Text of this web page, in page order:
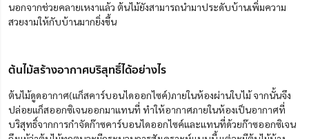
นอกจากช่วยคลายเหงาแล้ว ต้นไม้ยังสามารถนำมาประดับบ้านเพิ่มความ
สวยงามให้กับบ้านมากยิ่งขึ้น
ต้นไม้สร้างอากาศบริสุทธิ์ได้อย่างไร
ต้นไม้ดูดอากาศ(แก็สคาร์บอนไดออกไซค์)ภายในห้องผ่านใบไม้ จากนั้นจึง
ปล่อยแก็สออกซิเจนออกมาแทนที่ ทำให้อากาศภายในห้องเป็นอากาศที่
บริสุทธิ์จากการกำจัดก๊าซคาร์บอนไดออกไซค์และแทนที่ด้วยก๊าซออกซิเจน